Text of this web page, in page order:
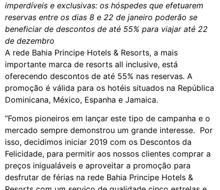
imperdíveis e exclusivas: os hóspedes que efetuarem
reservas entre os dias 8 e 22 de janeiro poderão se
beneficiar de descontos de até 55% para viajar até 22
de dezembro
A rede Bahia Principe Hotels & Resorts, a mais
importante marca de resorts all inclusive, está
oferecendo descontos de até 55% nas reservas. A
promoção é válida para os hotéis situados na República
Dominicana, México, Espanha e Jamaica.
“Fomos pioneiros em lançar este tipo de campanha e o
mercado sempre demonstrou um grande interesse. Por
isso, decidimos iniciar 2019 com os Descontos da
Felicidade, para permitir aos nossos clientes comprar a
preços inigualáveis e aproveitar a promoção para
desfrutar de férias na rede Bahia Principe Hotels &